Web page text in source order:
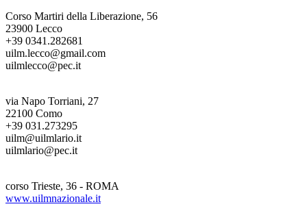
Corso Martiri della Liberazione, 56
23900 Lecco
+39 0341.282681
uilm.lecco@gmail.com
uilmlecco@pec.it
via Napo Torriani, 27
22100 Como
+39 031.273295
uilm@uilmlario.it
uilmlario@pec.it
corso Trieste, 36 - ROMA
www.uilmnazionale.it